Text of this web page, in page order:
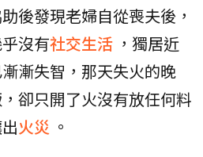
後發現老婦自從喪夫後，
沒有社交生活 ，獨居近
漸失智，那天失火的晚
卻只開了火沒有放任何料
火災 。